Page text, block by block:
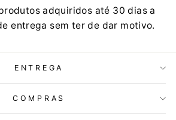
adquiridos até 30 dias a
entrega sem ter de dar motivo.
ENTREGA
COMPRAS